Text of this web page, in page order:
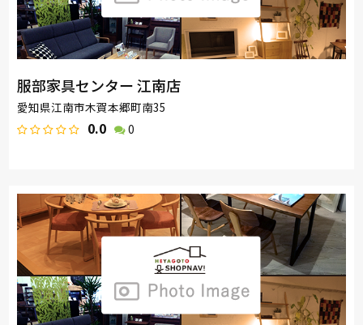
服部家具センター 江南店
愛知県江南市木賀本郷町南35
0.0 0